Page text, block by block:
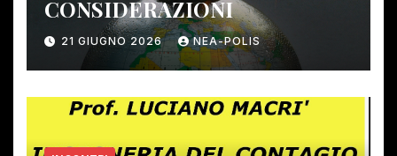
CONSIDERAZIONI
21 GIUGNO 2026 NEA-POLIS